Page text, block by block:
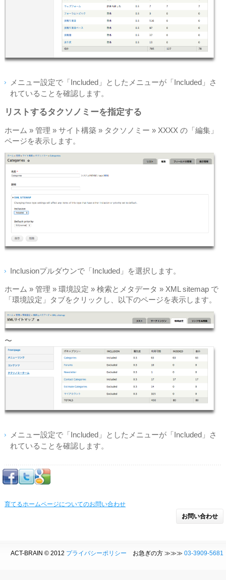
メニュー設定で「Included」としたメニューが「Included」さ
れていることを確認します。
リストするタクソノミーを指定する
ホーム » 管理 » サイト構築 » タクソノミー » XXXX の「編集」
ページを表示します。
Inclusionプルダウンで「Included」を選択します。
ホーム » 管理 » 環境設定 » 検索とメタデータ » XML sitemap で
「環境設定」タブをクリックし、以下のページを表示します。
〜
メニュー設定で「Included」としたメニューが「Included」さ
れていることを確認します。
育てるホームページについてのお問い合わせ
お問い合わせ
ACT-BRAIN © 2012 プライバシーポリシー お急ぎの方 ≫≫≫ 03-3909-5681